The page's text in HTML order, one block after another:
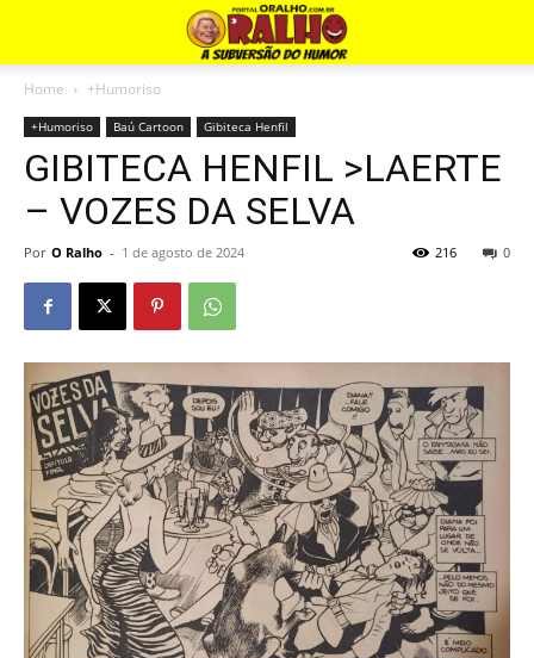
Home +Humoriso
+Humoriso Baú Cartoon Gibiteca Henfil
GIBITECA HENFIL >LAERTE
– VOZES DA SELVA
Por O Ralho - 1 de agosto de 2024 0
216